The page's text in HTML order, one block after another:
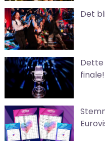
Det
Dette
finale!